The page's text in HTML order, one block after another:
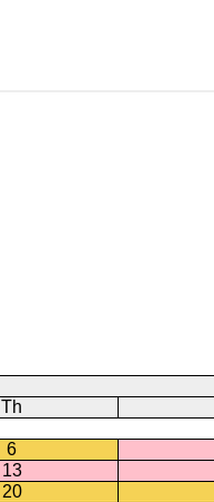
Th
6
13
20